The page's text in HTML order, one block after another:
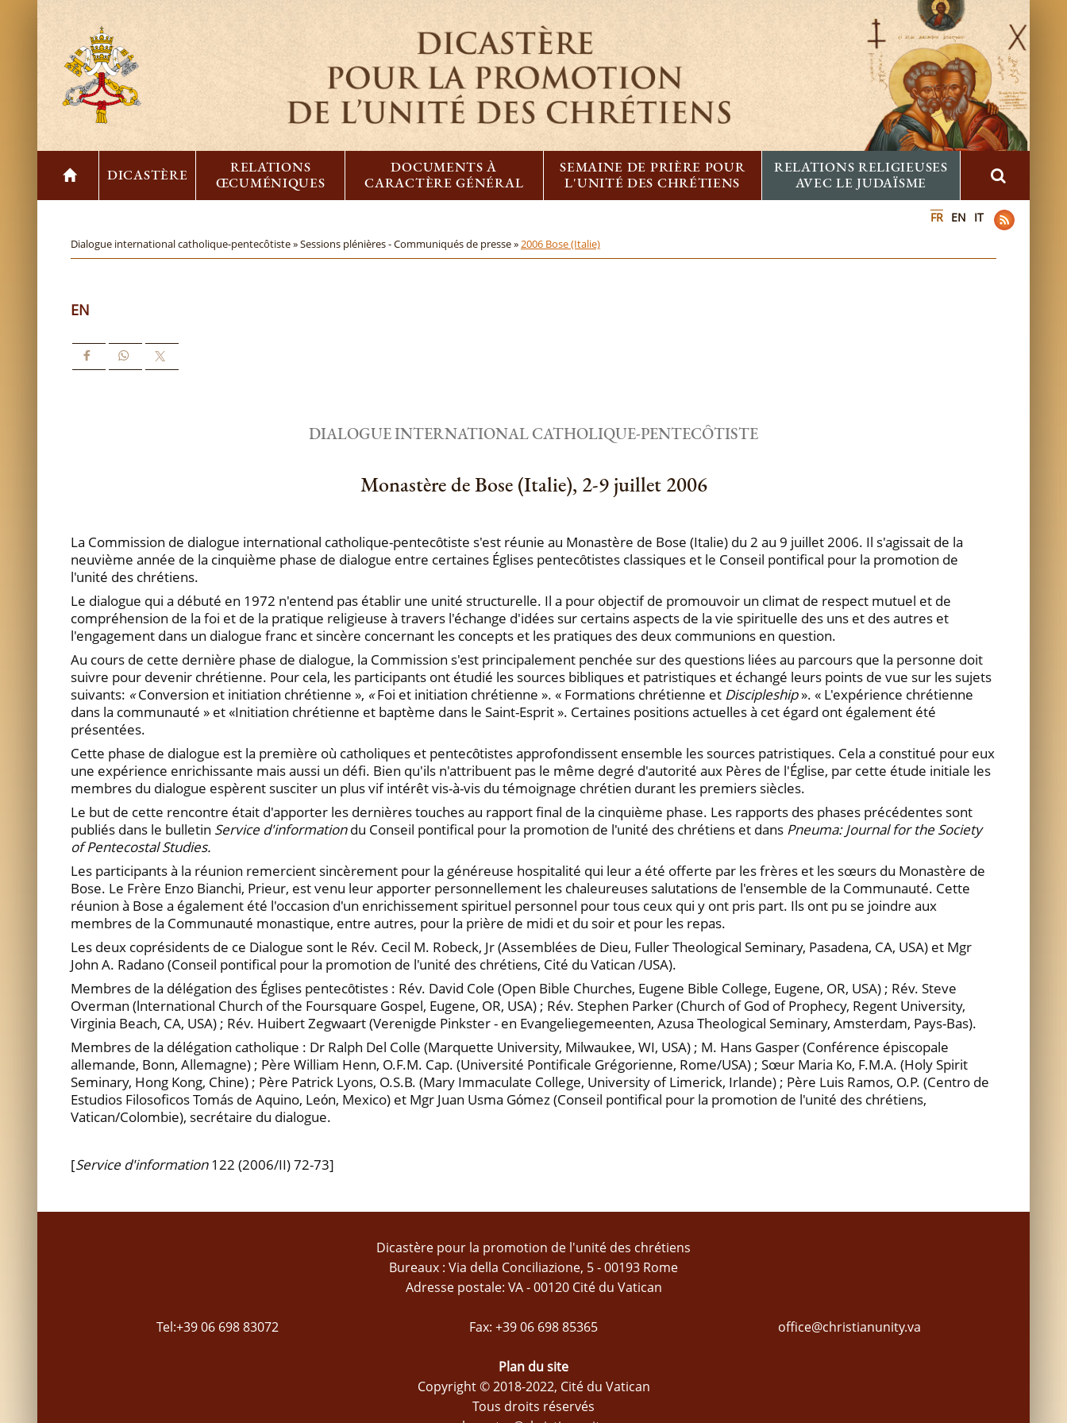
DICASTÈRE
RELATIONS
ŒCUMÉNIQUES
DOCUMENTS À
CARACTÈRE GÉNÉRAL
SEMAINE DE PRIÈRE POUR
L'UNITÉ DES CHRÉTIENS
RELATIONS RELIGIEUSES
AVEC LE JUDAÏSME
FR EN IT
Dialogue international catholique-pentecôtiste »Sessions plénières - Communiqués de presse »2006 Bose (Italie)
EN
DIALOGUE INTERNATIONAL CATHOLIQUE-PENTECȎTISTE
Monastère de Bose (Italie), 2-9 juillet 2006
La Commission de dialogue international catholique-pentecȏtiste s'est réunie au Monastère de Bose (Italie) du 2 au 9 juillet 2006. Il s'agissait de la
neuvième année de la cinquième phase de dialogue entre certaines Églises pentecȏtistes classiques et le Conseil pontifical pour la promotion de
l'unité des chrétiens.
Le dialogue qui a débuté en 1972 n'entend pas établir une unité structurelle. Il a pour objectif de promouvoir un climat de respect mutuel et de
compréhension de la foi et de la pratique religieuse à travers l'échange d'idées sur certains aspects de la vie spirituelle des uns et des autres et
l'engagement dans un dialogue franc et sincère concernant les concepts et les pratiques des deux communions en question.
Au cours de cette dernière phase de dialogue, la Commission s'est principalement penchée sur des questions liées au parcours que la personne doit
suivre pour devenir chrétienne. Pour cela, les participants ont étudié les sources bibliques et patristiques et échangé leurs points de vue sur les sujets
suivants: «Conversion et initiation chrétienne », «Foi et initiation chrétienne ». « Formations chrétienne et Discipleship». « L'expérience chrétienne
dans la communauté » et «Initiation chrétienne et baptème dans le Saint-Esprit ». Certaines positions actuelles à cet égard ont également été
présentées.
Cette phase de dialogue est la première où catholiques et pentecȏtistes approfondissent ensemble les sources patristiques. Cela a constitué pour eux
une expérience enrichissante mais aussi un défi. Bien qu'ils n'attribuent pas le même degré d'autorité aux Pères de l'Église, par cette étude initiale les
membres du dialogue espèrent susciter un plus vif intérêt vis-à-vis du témoignage chrétien durant les premiers siècles.
Le but de cette rencontre était d'apporter les dernières touches au rapport final de la cinquième phase. Les rapports des phases précédentes sont
publiés dans le bulletin Service d'informationdu Conseil pontifical pour la promotion de l'unité des chrétiens et dans Pneuma: Journal for the Society
of Pentecostal Studies.
Les participants à la réunion remercient sincèrement pour la généreuse hospitalité qui leur a été offerte par les frères et les sœurs du Monastère de
Bose. Le Frère Enzo Bianchi, Prieur, est venu leur apporter personnellement les chaleureuses salutations de l'ensemble de la Communauté. Cette
réunion à Bose a également été l'occasion d'un enrichissement spirituel personnel pour tous ceux qui y ont pris part. Ils ont pu se joindre aux
membres de la Communauté monastique, entre autres, pour la prière de midi et du soir et pour les repas.
Les deux coprésidents de ce Dialogue sont le Rév. Cecil M. Robeck, Jr (Assemblées de Dieu, Fuller Theological Seminary, Pasadena, CA, USA) et Mgr
John A. Radano (Conseil pontifical pour la promotion de l'unité des chrétiens, Cité du Vatican /USA).
Membres de la délégation des Églises pentecȏtistes : Rév. David Cole (Open Bible Churches, Eugene Bible College, Eugene, OR, USA) ; Rév. Steve
Overman (lnternational Church of the Foursquare Gospel, Eugene, OR, USA) ; Rév. Stephen Parker (Church of God of Prophecy, Regent University,
Virginia Beach, CA, USA) ; Rév. Huibert Zegwaart (Verenigde Pinkster - en Evangeliegemeenten, Azusa Theological Seminary, Amsterdam, Pays-Bas).
Membres de la délégation catholique : Dr Ralph Del Colle (Marquette University, Milwaukee, WI, USA) ; M. Hans Gasper (Conférence épiscopale
allemande, Bonn, Allemagne) ; Père William Henn, O.F.M. Cap. (Université Pontificale Grégorienne, Rome/USA) ; Sœur Maria Ko, F.M.A. (Holy Spirit
Seminary, Hong Kong, Chine) ; Père Patrick Lyons, O.S.B. (Mary Immaculate College, University of Limerick, Irlande) ; Père Luis Ramos, O.P. (Centro de
Estudios Filosoficos Tomás de Aquino, Leόn, Mexico) et Mgr Juan Usma Gόmez (Conseil pontifical pour la promotion de l'unité des chrétiens,
Vatican/Colombie), secrétaire du dialogue.
[Service d'information122 (2006/II) 72-73]
Dicastère pour la promotion de l'unité des chrétiens
Bureaux : Via della Conciliazione, 5 - 00193 Rome
Adresse postale: VA - 00120 Cité du Vatican
Tel:+39 06 698 83072 Fax: +39 06 698 85365 office@christianunity.va
Plan du site
Copyright © 2018-2022, Cité du Vatican
Tous droits réservés